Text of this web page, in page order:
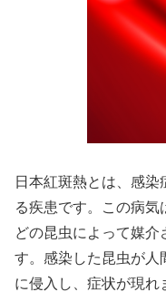
日本紅斑熱とは、感
る疾患です。この病
どの昆虫によって媒介
す。感染した昆虫が人
に侵入し、症状が現れ